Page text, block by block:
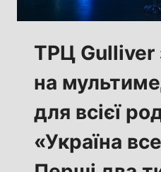
ТРЦ Gulliver
на
для всієї
«Україна